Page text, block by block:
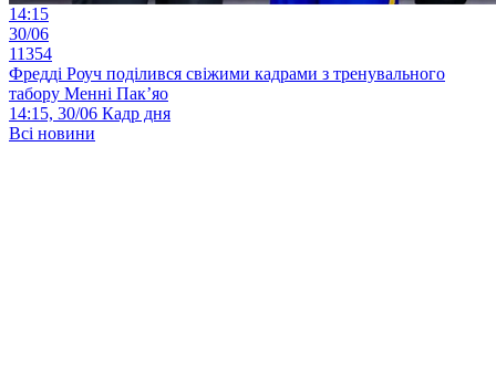
14:15
30/06
11354
Фредді Роуч поділився свіжими кадрами з тренувального
табору Менні Пак’яо
14:15, 30/06 Кадр дня
Всі новини